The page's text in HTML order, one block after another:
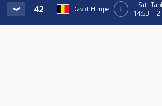
David Himpe L
Sat
14:53
2